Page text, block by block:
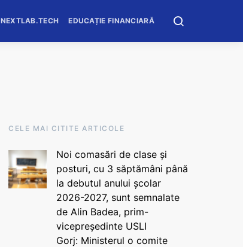
NEXTLAB.TECH EDUCAȚIE FINANCIARĂ
CELE MAI CITITE ARTICOLE
Noi comasări de clase și
posturi, cu 3 săptămâni până
la debutul anului școlar
2026-2027, sunt semnalate
de Alin Badea, prim-
vicepreședinte USLI
Gorj: Ministerul o comite